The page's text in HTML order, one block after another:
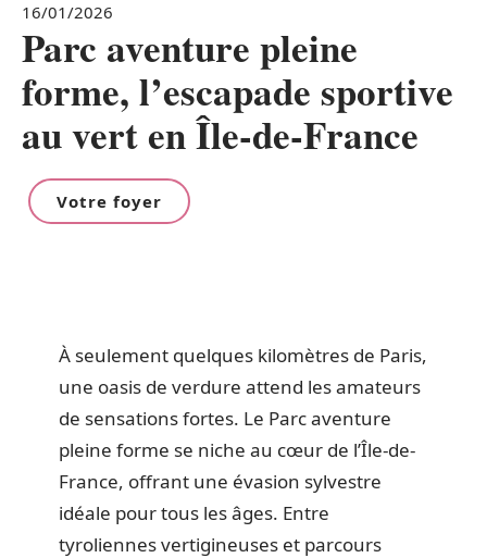
16/01/2026
Parc aventure pleine
forme, l’escapade sportive
au vert en Île-de-France
Votre foyer
À seulement quelques kilomètres de Paris,
une oasis de verdure attend les amateurs
de sensations fortes. Le Parc aventure
pleine forme se niche au cœur de l’Île-de-
France, offrant une évasion sylvestre
idéale pour tous les âges. Entre
tyroliennes vertigineuses et parcours